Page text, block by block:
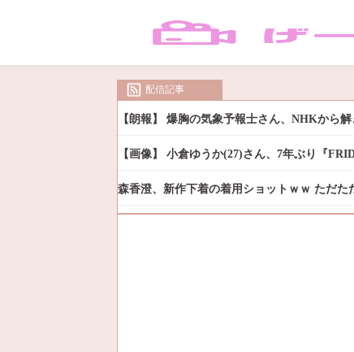
配信記事
【朗報】 爆胸の気象予報士さん、NHKから
【画像】 小倉ゆうか(27)さん、7年ぶり『
森香澄、新作下着の着用ショットｗｗ ただた